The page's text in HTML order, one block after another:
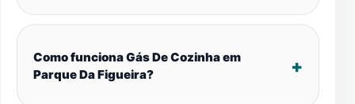
Como funciona Gás De Cozinha em
Parque Da Figueira?